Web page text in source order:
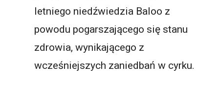
letniego niedźwiedzia Baloo z
powodu pogarszającego się stanu
zdrowia, wynikającego z
wcześniejszych zaniedbań w cyrku.